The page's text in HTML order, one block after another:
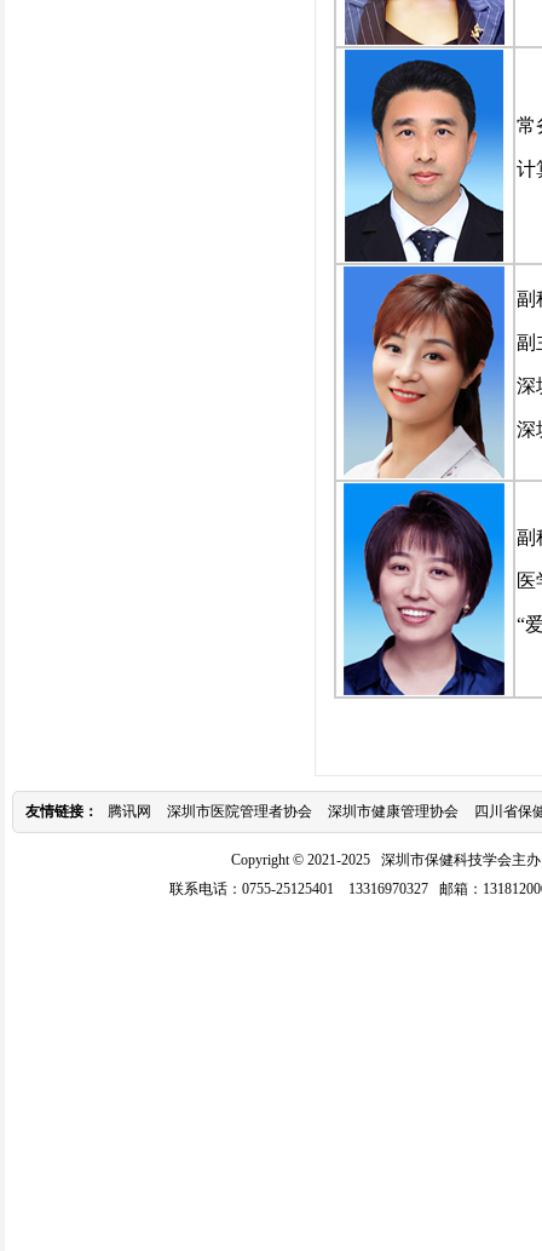
常
计
副
副
深
深
副
医
“
友情链接： 腾讯网 深圳市医院管理者协会 深圳市健康管理协会 四川省保
Copyright © 2021-2025 深圳市保健科技学会
联系电话：0755-25125401 13316970327 邮箱：1